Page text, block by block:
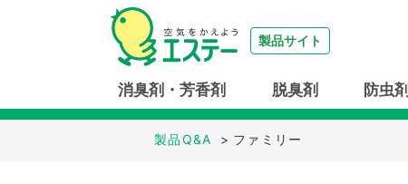
製品サイト
消臭剤・芳香剤 脱臭剤 防虫剤
製品Q&A > ファミリー